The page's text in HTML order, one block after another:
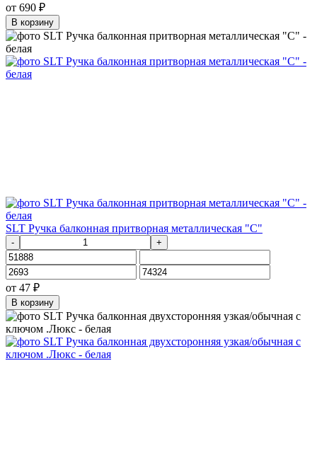
от 690 ₽
В корзину
SLT Ручка балконная притворная металлическая "С"
- +
от 47 ₽
В корзину